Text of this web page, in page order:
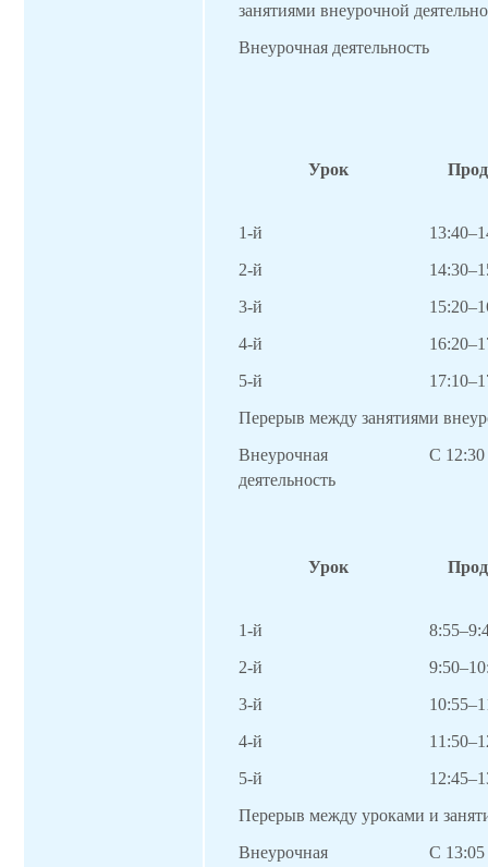
занятиями внеурочной
Внеурочная деятельность
Урок
1-й 13:40–
2-й
14:30–1
3-й
1 5:20–1
4-й
16:20–1
5-й
1 7:10–1
Перерыв между занятиями
Внеурочная
деятельность
С 1 2:30
Урок
1-й
2-й
3-й
10:55
4-й
11:50
5-й
12:45
Перерыв между уроками и
Внеурочная
С 13:05